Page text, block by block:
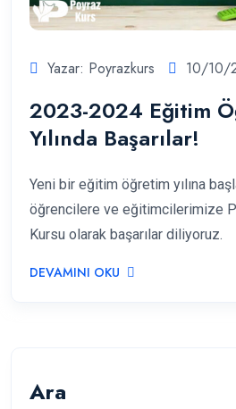
Yazar: Poyrazkurs 10/10/
2023-2024 Eğitim
Yılında Başarılar!
Yeni bir eğitim öğretim yılına
öğrencilere ve eğitimcilerimize
Kursu olarak başarılar diliyoruz.
DEVAMINI OKU
Ara